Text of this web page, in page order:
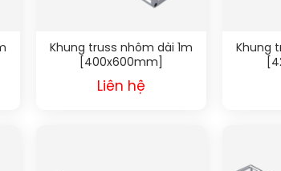
Khung truss nhôm dài 1m
[400x600mm]
Liên hệ
Khung